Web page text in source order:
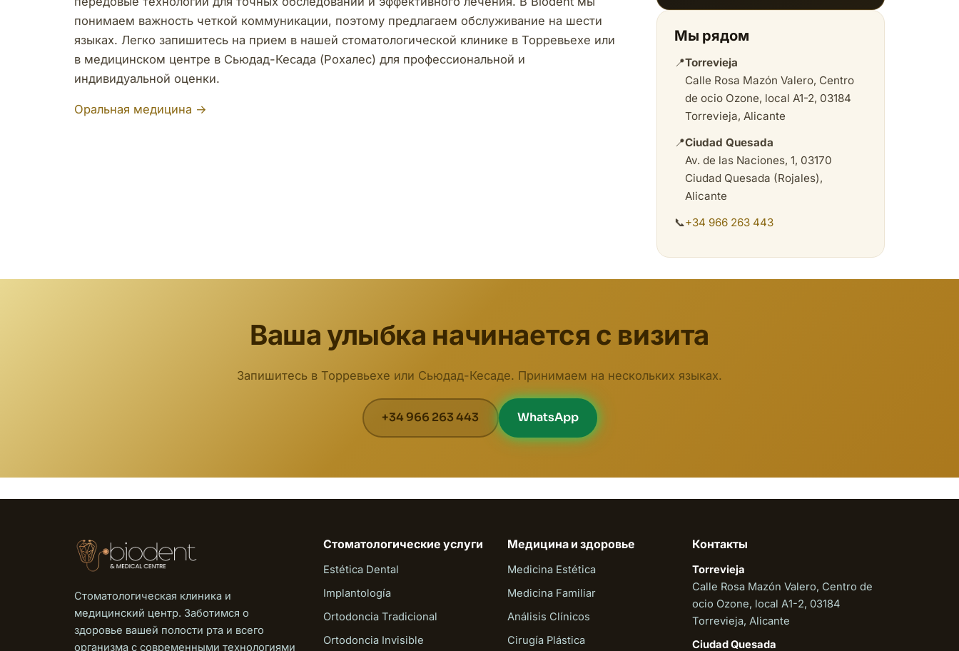
понимаем важность четкой коммуникации, поэтому предлагаем обслуживание на шести
языках. Легко запишитесь на прием в нашей стоматологической клинике в Торревьехе или
в медицинском центре в Сьюдад-Кесада (Рохалес) для профессиональной и
индивидуальной оценки.
Оральная медицина →
Мы рядом
📍Torrevieja
Calle Rosa Mazón Valero, Centro
de ocio Ozone, local A1-2, 03184
Torrevieja, Alicante
📍Ciudad Quesada
Av. de las Naciones, 1, 03170
Ciudad Quesada (Rojales),
Alicante
📞+34 966 263 443
Ваша улыбка начинается с визита
Запишитесь в Торревьехе или Сьюдад-Кесаде. Принимаем на нескольких языках.
+34 966 263 443 WhatsApp
Стоматологическая клиника и
медицинский центр. Заботимся о
здоровье вашей полости рта и всего
организма с современными технологиями
Стоматологические услуги
Estética Dental
Implantología
Ortodoncia Tradicional
Ortodoncia Invisible
Медицина и здоровье
Medicina Estética
Medicina Familiar
Análisis Clínicos
Cirugía Plástica
Контакты
Torrevieja
Calle Rosa Mazón Valero, Centro de
ocio Ozone, local A1-2, 03184
Torrevieja, Alicante
Ciudad Quesada